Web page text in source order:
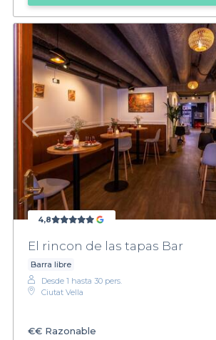
4,8
El rincon de las tapas Bar
Barra libre
Desde 1 hasta 30 pers.
Ciutat Vella
€€ Razonable